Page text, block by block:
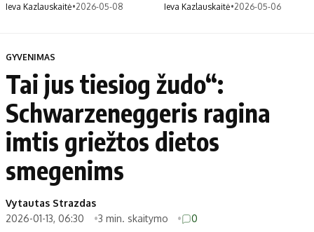
Ieva Kazlauskaitė•2026-05-08 Ieva Kazlauskaitė•2026-05-06
GYVENIMAS
Tai jus tiesiog žudo“:
Schwarzeneggeris ragina
imtis griežtos dietos
smegenims
Vytautas Strazdas
2026-01-13, 06:30
3 min. skaitymo 0